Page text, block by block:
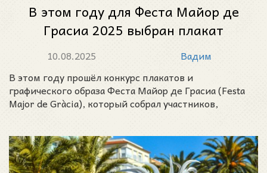
В этом году для Феста Майор де
Грасиа 2025 выбран плакат
Мануэлы Серрат Креуэт
10.08.2025
Вадим
В этом году прошёл конкурс плакатов и
графического образа Феста Майор де Грасиа (Festa
Major de Gràcia), который собрал участников,